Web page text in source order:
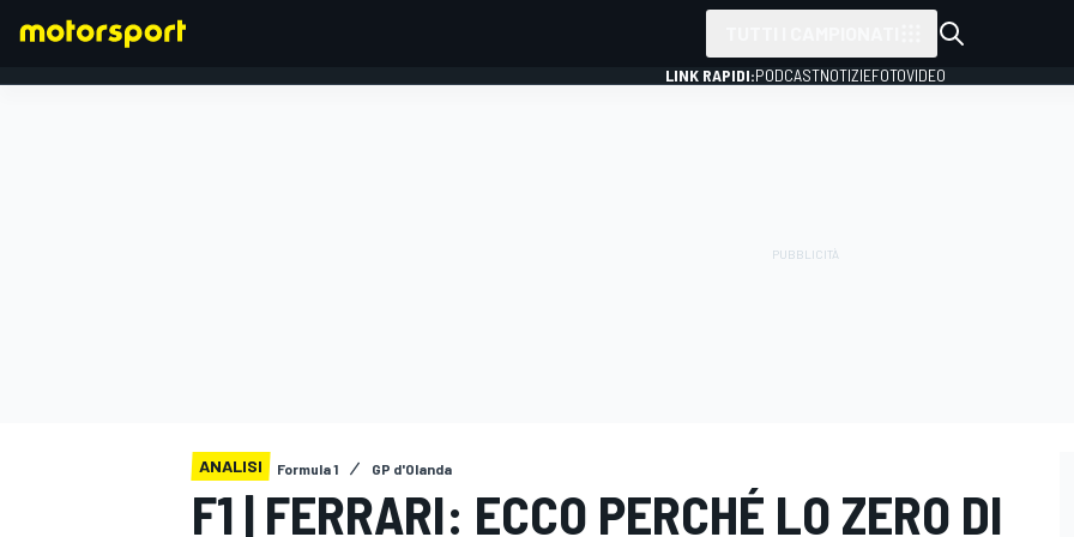
LINK RAPIDI:PODCASTNOTIZIEFOTOVIDEO
ANALISI Formula 1 GP d'Olanda
F1 | FERRARI: ECCO PERCHÉ LO ZERO DI